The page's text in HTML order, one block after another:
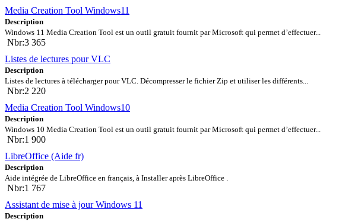
Media Creation Tool Windows11
Description
Windows 11 Media Creation Tool est un outil gratuit fournit par Microsoft qui permet d’effectuer...
Nbr:3 365
Listes de lectures pour VLC
Description
Listes de lectures à télécharger pour VLC. Décompresser le fichier Zip et utiliser les différents...
Nbr:2 220
Media Creation Tool Windows10
Description
Windows 10 Media Creation Tool est un outil gratuit fournit par Microsoft qui permet d’effectuer...
Nbr:1 900
LibreOffice (Aide fr)
Description
Aide intégrée de LibreOffice en français, à Installer après LibreOffice .
Nbr:1 767
Assistant de mise à jour Windows 11
Description